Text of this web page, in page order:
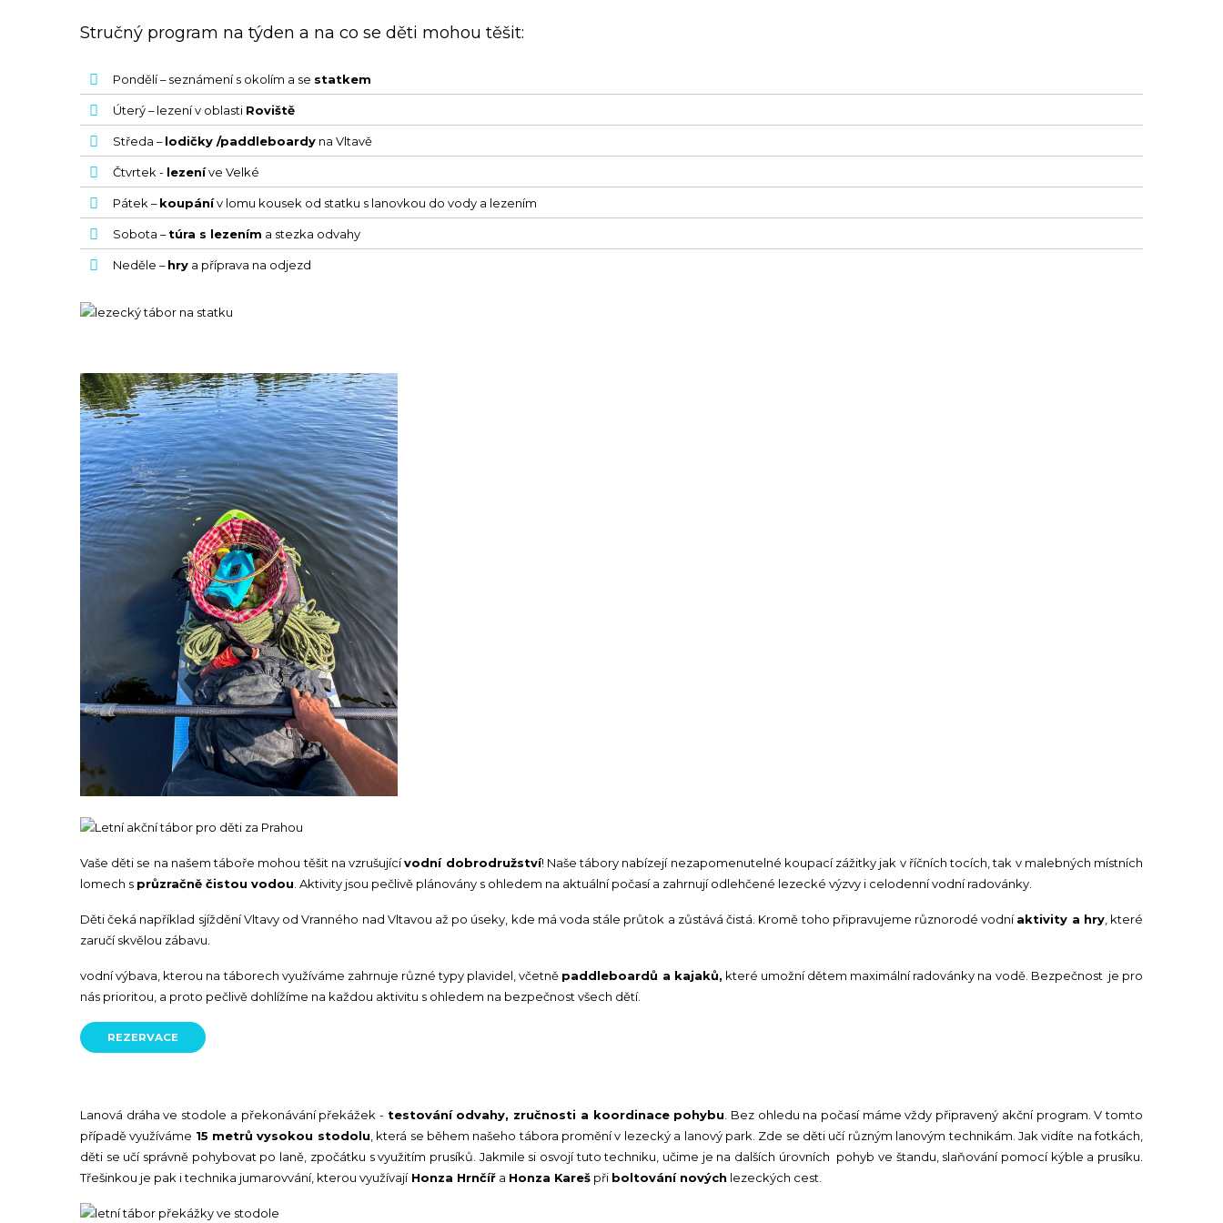
Stručný program na týden a na co se děti mohou těšit:
Pondělí – seznámení s okolím a se statkem
Úterý – lezení v oblasti Roviště
Středa –lodičky /paddleboardy na Vltavě
Čtvrtek - lezeníve Velké
Pátek –koupánív lomu kousek od statku s lanovkou do vody a lezením
Sobota –túra s lezením a stezka odvahy
Neděle –hry a příprava na odjezd
Vaše děti se na našem táboře mohou těšit na vzrušujícívodní dobrodružství! Naše tábory nabízejí nezapomenutelné koupací zážitky jak v říčních tocích, tak v malebných místních
lomech s průzračně čistou vodou. Aktivity jsou pečlivě plánovány s ohledem na aktuální počasí a zahrnují odlehčené lezecké výzvy i celodenní vodní radovánky.
Děti čeká například sjíždění Vltavy od Vranného nad Vltavou až po úseky, kde má voda stále průtok a zůstává čistá. Kromě toho připravujeme různorodé vodníaktivity a hry, které
zaručí skvělou zábavu.
vodní výbava, kterou na táborech využíváme zahrnuje různé typy plavidel, včetně paddleboardů a kajaků, které umožní dětem maximální radovánky na vodě. Bezpečnost je pro
nás prioritou, a proto pečlivě dohlížíme na každou aktivitu s ohledem na bezpečnost všech dětí.
REZERVACE
Lanová dráha ve stodole a překonávání překážek - testování odvahy, zručnosti a koordinace pohybu. Bez ohledu na počasí máme vždy připravený akční program. V tomto
případě využíváme 15 metrů vysokou stodolu, která se během našeho tábora promění v lezecký a lanový park. Zde se děti učí různým lanovým technikám. Jak vidíte na fotkách,
děti se učí správně pohybovat po laně, zpočátku s využitím prusíků. Jakmile si osvojí tuto techniku, učime je na dalších úrovních pohyb ve štandu, slaňování pomocí kýble a prusíku.
Třešinkou je pak i technika jumarovvání, kterou využívajíHonza Hrnčíř a Honza Kareš při boltování nových lezeckých cest.